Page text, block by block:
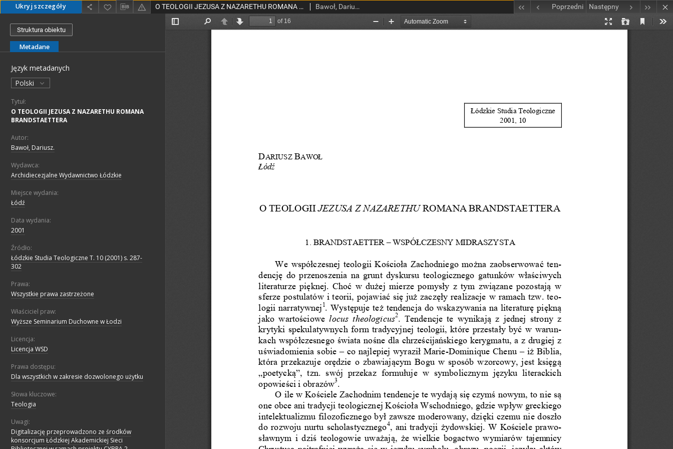
Ukryj szczegóły O TEOLOGII JEZUSA Z NAZARETHU ROMANA BRANDSTAETTERA Bawoł, Dariusz. Poprzedni Następny
Struktura obiektu
Metadane
Język metadanych
Polski
Tytuł:
O TEOLOGII JEZUSA Z NAZARETHU ROMANA
BRANDSTAETTERA
Autor:
Bawoł, Dariusz.
Wydawca:
Archidiecezjalne Wydawnictwo Łódzkie
Miejsce wydania:
Łódź
Data wydania:
2001
Źródło:
Łódzkie Studia Teologiczne T. 10 (2001) s. 287-
302
Prawa:
Wszystkie prawa zastrzeżone
Właściciel praw:
Wyższe Seminarium Duchowne w Łodzi
Licencja:
Licencja WSD
Prawa dostępu:
Dla wszystkich w zakresie dozwolonego użytku
Słowa kluczowe:
Teologia
Uwagi:
Digitalizację przeprowadzono ze środków
konsorcjum Łódzkiej Akademickiej Sieci